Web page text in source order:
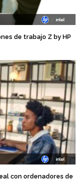
de trabajo Z by HP
con ordenadores de